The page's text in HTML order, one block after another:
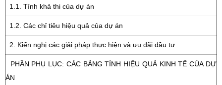
1.1. Tính khả thi của dự án
1.2. Các chỉ tiêu hiệu quả của dự án
2. Kiến nghị các giải pháp thực hiện và ưu đãi đầu tư
PHẦN PHỤ LỤC: CÁC BẢNG TÍNH HIỆU QUẢ KINH TẾ CỦA DỰ
ÁN